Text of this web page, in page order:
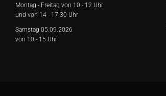
Montag - Freitag von 10 - 12 Uhr
und von 14 - 17:30 Uhr
Samstag 05.09.2026
von 10 - 15 Uhr